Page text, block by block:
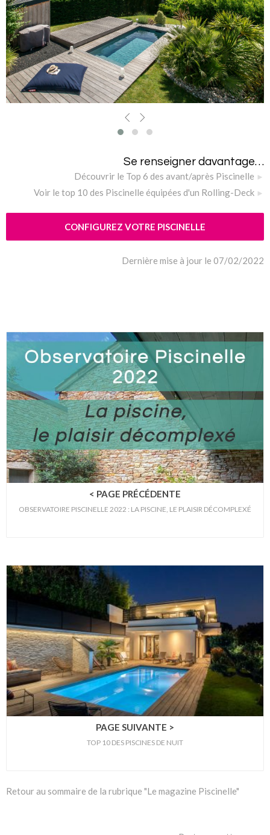
Se renseigner davantage…
Découvrir le Top 6 des avant/après Piscinelle
Voir le top 10 des Piscinelle équipées d'un Rolling-Deck
CONFIGUREZ VOTRE PISCINELLE
Dernière mise à jour le 07/02/2022
< PAGE PRÉCÉDENTE
OBSERVATOIRE PISCINELLE 2022 : LA PISCINE, LE PLAISIR DÉCOMPLEXÉ
PAGE SUIVANTE >
TOP 10 DES PISCINES DE NUIT
Retour au sommaire de la rubrique "Le magazine Piscinelle"